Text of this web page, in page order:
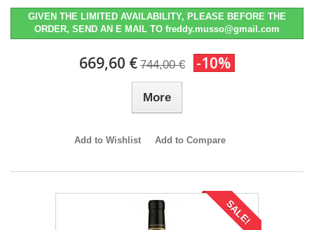
GIVEN THE LIMITED AVAILABILITY, PLEASE BEFORE THE
ORDER, SEND AN E MAIL TO freddy.musso@gmail.com
669,60 € 744,00 € -10%
More
Add to Wishlist Add to Compare
SALE!